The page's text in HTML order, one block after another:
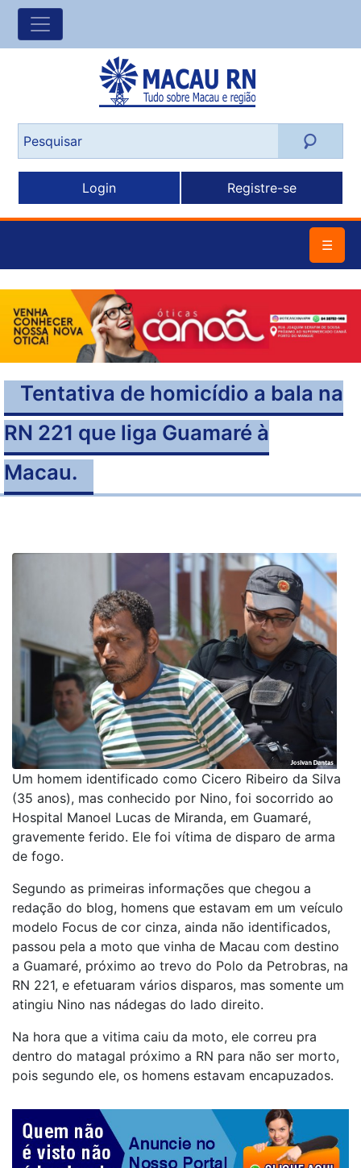
Login Registre-se
☰
Tentativa de homicídio a bala na
RN 221 que liga Guamaré à
Macau.
Um homem identificado como Cicero Ribeiro da Silva
(35 anos), mas conhecido por Nino, foi socorrido ao
Hospital Manoel Lucas de Miranda, em Guamaré,
gravemente ferido. Ele foi vítima de disparo de arma
de fogo.
Segundo as primeiras informações que chegou a
redação do blog, homens que estavam em um veículo
modelo Focus de cor cinza, ainda não identificados,
passou pela a moto que vinha de Macau com destino
a Guamaré, próximo ao trevo do Polo da Petrobras, na
RN 221, e efetuaram vários disparos, mas somente um
atingiu Nino nas nádegas do lado direito.
Na hora que a vitima caiu da moto, ele correu pra
dentro do matagal próximo a RN para não ser morto,
pois segundo ele, os homens estavam encapuzados.